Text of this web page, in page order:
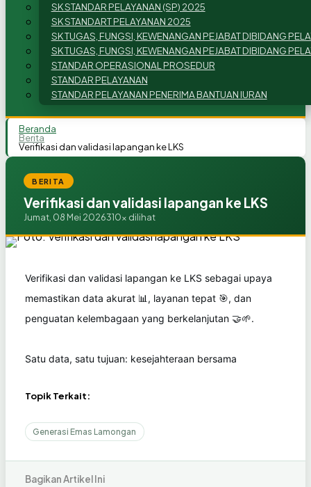
SK STANDAR PELAYANAN (SP) 2025
SK STANDART PELAYANAN 2025
SK TUGAS, FUNGSI, KEWENANGAN PEJABAT DIBIDANG
SK TUGAS, FUNGSI, KEWENANGAN PEJABAT DIBIDANG
STANDAR OPERASIONAL PROSEDUR
STANDAR PELAYANAN
STANDAR PELAYANAN PENERIMA BANTUAN IURAN
Beranda
Berita
Verifikasi dan validasi lapangan ke LKS
BERITA
Verifikasi dan validasi lapangan ke LKS
Jumat, 08 Mei 2026310x dilihat
Verifikasi dan validasi lapangan ke LKS sebagai upaya
memastikan data akurat 📊, layanan tepat 🎯, dan
penguatan kelembagaan yang berkelanjutan 🤝🌱.
Satu data, satu tujuan: kesejahteraan bersama
Topik Terkait:
Generasi Emas Lamongan
Bagikan Artikel Ini